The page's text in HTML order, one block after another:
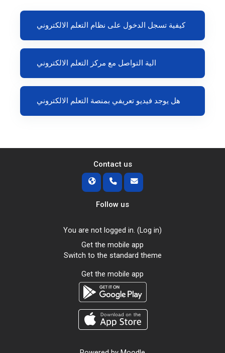
كيفية تسجل الدخول على نظام التعلم الالكتروني
الية التواصل مع مركز التعلم الالكتروني
هل يوجد فيديو تعريفي بمنصة التعلم الالكتروني
Contact us
Follow us
You are not logged in. (Log in)
Get the mobile app
Switch to the standard theme
Get the mobile app